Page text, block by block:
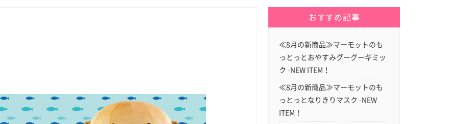
おすすめ記事
≪8月の新商品≫マーモットのも
っとっとおやすみグーグーギミッ
ク -NEW ITEM！
≪8月の新商品≫マーモットのも
っとっとなりきりマスク -NEW
ITEM！